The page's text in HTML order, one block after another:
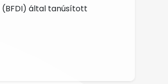
által tanúsított